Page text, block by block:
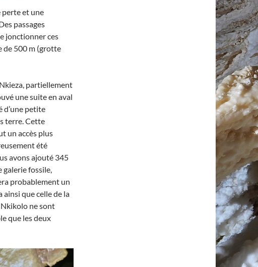
perte et une
passages
jonctionner ces
de 500 m (grotte
partiellement
une suite en aval
petite
terre. Cette
un accès plus
été
avons ajouté 345
fossile,
probablement un
ainsi que celle de la
ne sont
que les deux